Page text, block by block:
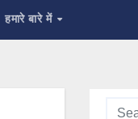
हमारे बारे में